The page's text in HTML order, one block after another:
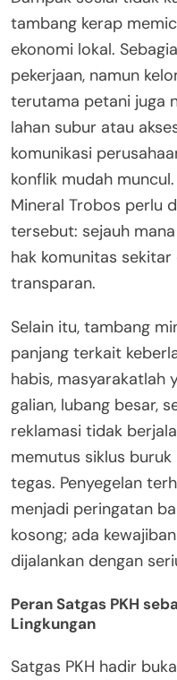
tambang kerap
ekonomi lokal.
pekerjaan, namun
terutama petani juga
lahan subur atau
komunikasi
konflik mudah
Mineral Trobos perlu
tersebut: sejauh
hak komunitas
transparan.
Selain itu, tambang
panjang terkait
habis, masyarakatlah
galian, lubang besar,
reklamasi tidak
memutus siklus
tegas. Penyegelan
menjadi peringatan
kosong; ada
dijalankan dengan
Peran Satgas PKH
Lingkungan
Satgas PKH hadir